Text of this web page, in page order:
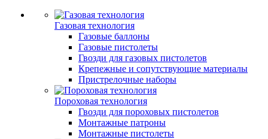
Газовая технология
Газовые баллоны
Газовые пистолеты
Гвозди для газовых пистолетов
Крепежные и сопутствующие материалы
Пристрелочные наборы
Пороховая технология
Гвозди для пороховых пистолетов
Монтажные патроны
Монтажные пистолеты